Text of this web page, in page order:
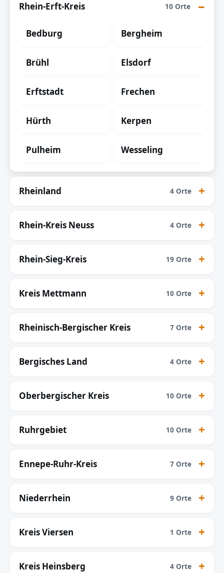
Rhein-Erft-Kreis 10 Orte
Bedburg Bergheim
Brühl Elsdorf
Erftstadt Frechen
Hürth Kerpen
Pulheim Wesseling
Rheinland 4 Orte
Rhein-Kreis Neuss 4 Orte
Rhein-Sieg-Kreis 19 Orte
Kreis Mettmann 10 Orte
Rheinisch-Bergischer Kreis 7 Orte
Bergisches Land 4 Orte
Oberbergischer Kreis 10 Orte
Ruhrgebiet 10 Orte
Ennepe-Ruhr-Kreis 7 Orte
Niederrhein 9 Orte
Kreis Viersen 1 Orte
Kreis Heinsberg 4 Orte